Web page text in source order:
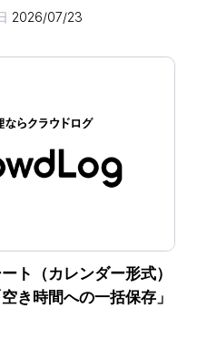
2026/07/23
ト（カレンダー形式）
き時間への一括保存」